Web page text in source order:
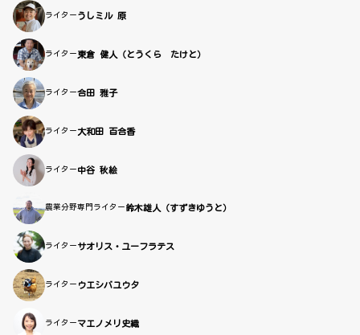
ライター うしミル 原
ライター 東倉 健人（とうくら たけと）
ライター合田 雅子
ライター 大和田 百合香
ライター 中谷 秋絵
農業分野専門ライター 鈴木雄人（すずきゆうと）
ライター サオリス・ユーフラテス
ライター ウエシバユウタ
ライター マエノメリ史織